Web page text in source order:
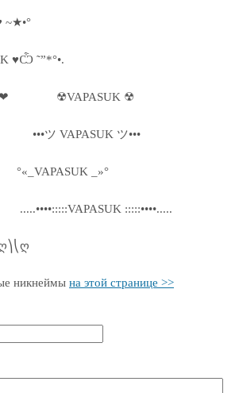
~★•°
♥Ѽ ˜”*°•.
☢VAPASUK ☢
•••ツ VAPASUK ツ•••
°«_VAPASUK _»°
.....••••:::::VAPASUK :::::••••.....
никнеймы на этой странице >>